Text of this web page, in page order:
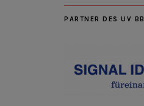
PARTNER DES UV BB